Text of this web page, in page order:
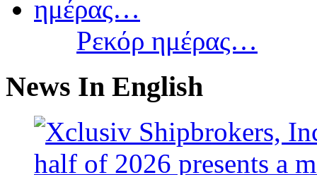
Ρεκόρ ημέρας…
News In English